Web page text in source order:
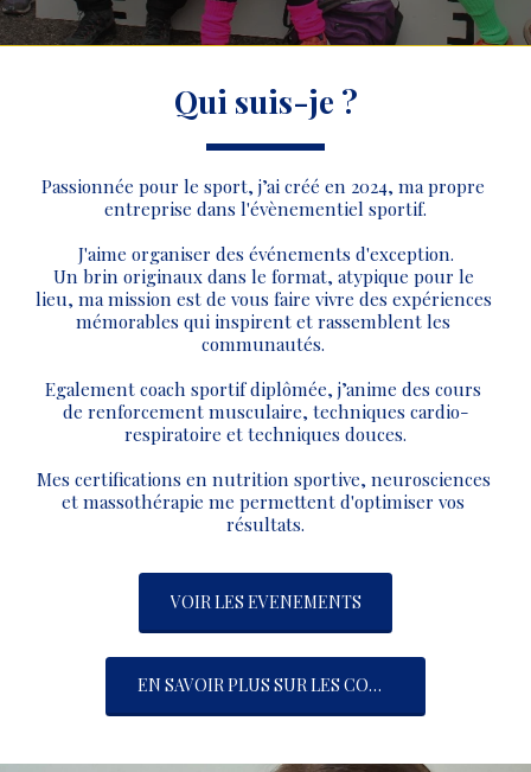
Qui suis-je ?
Passionnée pour le sport, j’ai créé en 2024, ma propre
entreprise dans l'évènementiel sportif.
J'aime organiser des événements d'exception.
Un brin originaux dans le format, atypique pour le
lieu, ma mission est de vous faire vivre des expériences
mémorables qui inspirent et rassemblent les
communautés.
Egalement coach sportif diplômée, j’anime des cours
de renforcement musculaire, techniques cardio-
respiratoire et techniques douces.
Mes certifications en nutrition sportive, neurosciences
et massothérapie me permettent d'optimiser vos
résultats.
VOIR LES EVENEMENTS
EN SAVOIR PLUS SUR LES COURS